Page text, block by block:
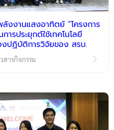
งงานแสงอาทิตย์ “โครงการ
รประยุกต์ใช้เทคโนโลยี
ปฏิบัติการวิจัยของ สรบ.
สารกิจกรรม